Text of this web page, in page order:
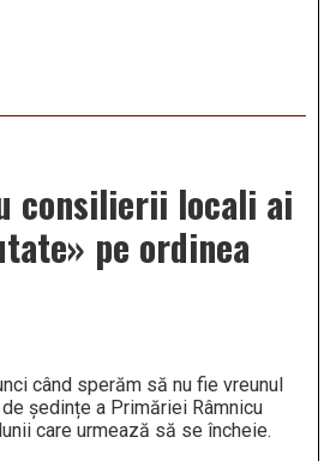
consilierii locali ai
pe ordinea
când sperăm să nu fie vreunul
ședințe a Primăriei Râmnicu
care urmează să se încheie.